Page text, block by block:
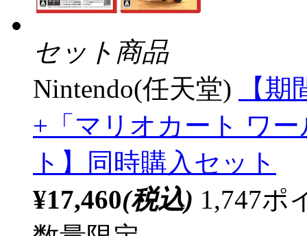
セット商品
Nintendo(任天堂)
【
+「マリオカート ワ
ト】同時購入セット
¥17,460(税込) 1,747ポ